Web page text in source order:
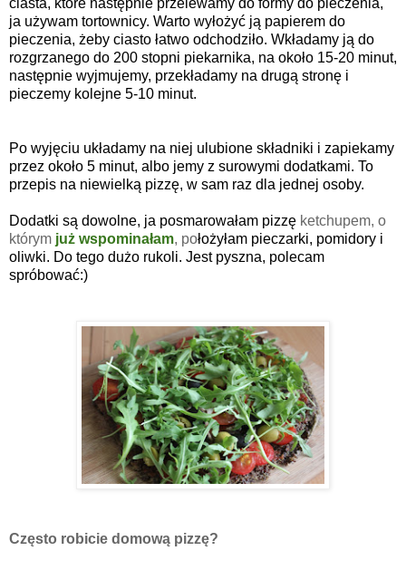
ja używam tortownicy. Warto wyłożyć ją papierem do
pieczenia, żeby ciasto łatwo odchodziło. Wkładamy ją do
rozgrzanego do 200 stopni piekarnika, na około 15-20 minut,
następnie wyjmujemy, przekładamy na drugą stronę i
pieczemy kolejne 5-10 minut.
Po wyjęciu układamy na niej ulubione składniki i zapiekamy
przez około 5 minut, albo jemy z surowymi dodatkami. To
przepis na niewielką pizzę, w sam raz dla jednej osoby.
Dodatki są dowolne, ja posmarowałam pizzę ketchupem, o
którym już wspominałam, położyłam pieczarki, pomidory i
oliwki. Do tego dużo rukoli. Jest pyszna, polecam
spróbować:)
Często robicie domową pizzę?